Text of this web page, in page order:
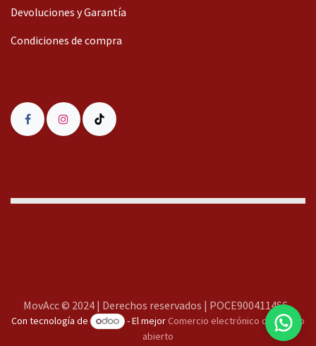
Devoluciones y Garantía
Condiciones de compra
MovAcc © 2024 | Derechos reservados | POCE9004114S6
Con tecnología de - El mejor Comercio electrónico de código
abierto
MovAcc
Te responderemos lo antes posible